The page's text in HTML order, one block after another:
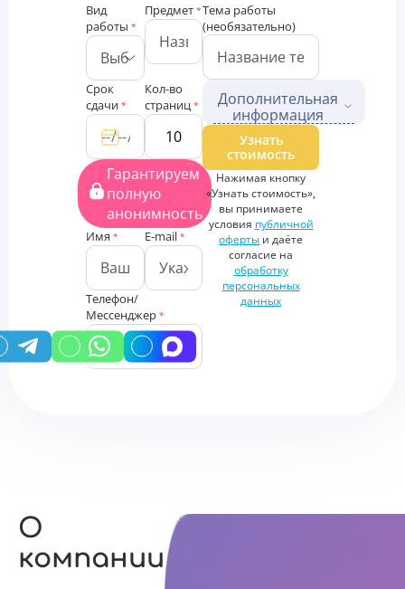
Вид
работы *
Предмет *
Срок
сдачи *
Кол-во
страниц *
Гарантируем
полную
анонимность
Имя * E-mail *
Телефон/
Мессенджер *
Тема работы
(необязательно)
Дополнительная
информация
Дополнительные файлы
Загрузить
файлы
Дополнительная
информация
Узнать
стоимость
Нажимая кнопку
«Узнать стоимость»,
вы принимаете
условия публичной
оферты и даёте
согласие на
обработку
персональных
данных
О
компании